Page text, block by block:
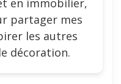
partager mes
les autres
décoration.